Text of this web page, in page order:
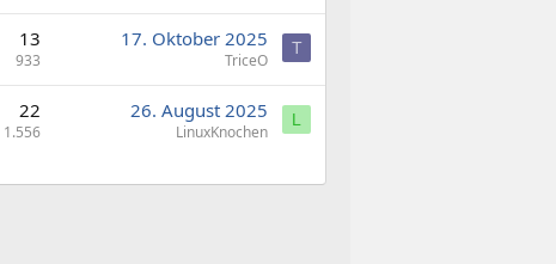
13
933
17. Oktober 2025
TriceO
T
22
1.556
26. August 2025
LinuxKnochen
L